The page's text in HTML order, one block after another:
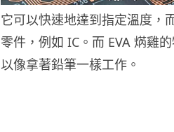
它可以快速地達到指定溫度，
零件，例如 IC。而 EVA 焫雞
以像拿著鉛筆一樣工作。